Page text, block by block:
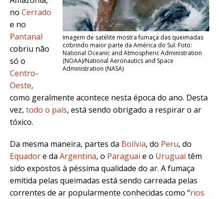
Imagem de satélite mostra fumaça das queimadas
cobrindo maior parte da América do Sul. Foto:
National Oceanic and Atmospheric Administration
(NOAA)/National Aeronautics and Space
Administration (NASA)
no Cerrado
e no
Pantanal
cobriu não
só o
Centro-
Oeste,
como geralmente acontece nesta época do ano. Desta
vez, todo o país, está sendo obrigado a respirar o ar
tóxico.
Da mesma maneira, partes da Bolívia, do Peru, do
Equadore da Argentina, o Paraguai e o Uruguai têm
sido expostos à péssima qualidade do ar. A fumaça
emitida pelas queimadas está sendo carreada pelas
correntes de ar popularmente conhecidas como “rios